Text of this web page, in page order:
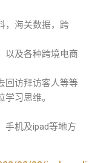
，海关数据，跨
以及各种跨境电商
回访拜访客人等等
习思维。
手机及ipad等地方